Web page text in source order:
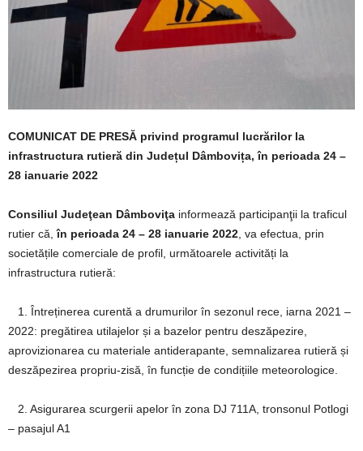
COMUNICAT DE PRESĂ privind programul lucrărilor la
infrastructura rutieră din Județul Dâmbovița, în perioada 24 –
28 ianuarie 2022
Consiliul Judeţean Dâmboviţa informează participanţii la traficul
rutier că,în perioada 24 – 28 ianuarie 2022, va efectua, prin
societățile comerciale de profil, următoarele activități la
infrastructura rutieră:
1. Întreținerea curentă a drumurilor în sezonul rece, iarna 2021 –
2022: pregătirea utilajelor și a bazelor pentru deszăpezire,
aprovizionarea cu materiale antiderapante, semnalizarea rutieră și
deszăpezirea propriu-zisă, în funcție de condițiile meteorologice.
2. Asigurarea scurgerii apelor în zona DJ 711A, tronsonul Potlogi
– pasajul A1